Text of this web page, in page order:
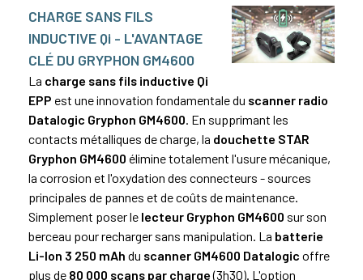
CHARGE SANS FILS
INDUCTIVE Qi - L'AVANTAGE
CLÉ DU GRYPHON GM4600
La charge sans fils inductive Qi
EPP est une innovation fondamentale du scanner radio
Datalogic Gryphon GM4600 . En supprimant les
contacts métalliques de charge, la douchette STAR
Gryphon GM4600 élimine totalement l'usure mécanique,
la corrosion et l'oxydation des connecteurs - sources
principales de pannes et de coûts de maintenance.
Simplement poser le lecteur Gryphon GM4600 sur son
berceau pour recharger sans manipulation. La batterie
Li-Ion 3 250 mAh du scanner GM4600 Datalogic offre
plus de 80 000 scans par charge(3h30). L'option